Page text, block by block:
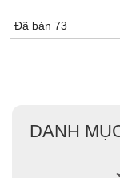
Đã bán 73
DANH